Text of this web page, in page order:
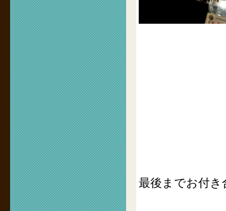
最後までお付